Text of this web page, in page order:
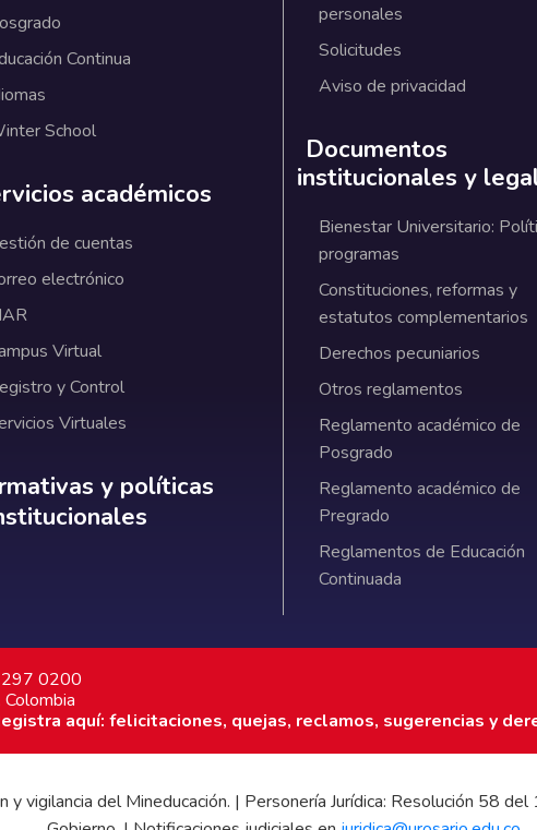
Continua
School
académicos
de cuentas
electrónico
Virtual
y Control
Virtuales
y políticas institucionales
y políticas
personales
Solicitudes
Aviso de privacidad
Documentos
institucionales y
Bienestar Universitario:
programas
Constituciones, reformas y
estatutos complementarios
Derechos pecuniarios
Otros reglamentos
Reglamento académico de
Posgrado
Reglamento académico de
Pregrado
Reglamentos de Educación
Continuada
297 0200
aquí: felicitaciones, quejas, reclamos, sugerencias y
y vigilancia del Mineducación. | Personería Jurídica: Resolución 58